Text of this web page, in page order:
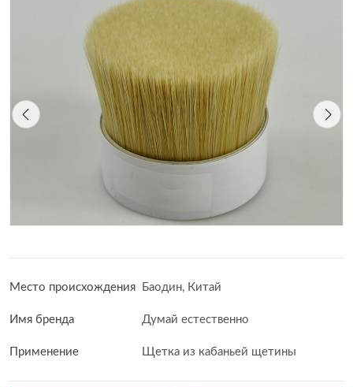
Место происхождения Баодин, Китай
Имя бренда Думай естественно
Применение Щетка из кабаньей щетины